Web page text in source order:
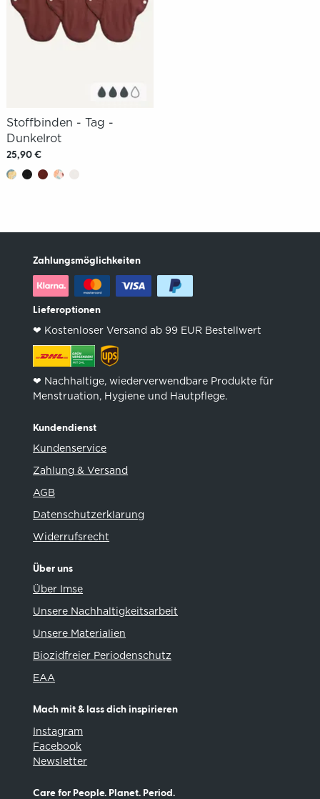
Stoffbinden - Tag -
Dunkelrot
25,90 €
Zahlungsmöglichkeiten
Lieferoptionen
❤︎ Kostenloser Versand ab 99 EUR Bestellwert
❤︎ Nachhaltige, wiederverwendbare Produkte für
Menstruation, Hygiene und Hautpflege.
Kundendienst
Kundenservice
Zahlung & Versand
AGB
Datenschutzerklarung
Widerrufsrecht
Über uns
Über Imse
Unsere Nachhaltigkeitsarbeit
Unsere Materialien
Biozidfreier Periodenschutz
EAA
Mach mit & lass dich inspirieren
Instagram
Facebook
Newsletter
Care for People. Planet. Period.